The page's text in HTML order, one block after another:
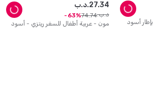
ستوك - عربية أطفال يويو ٣ بإطار أسود
مون - عربية أطفال للسفر ريتزي - أسود
د.ب.27.34
د.ب. 74.74
63